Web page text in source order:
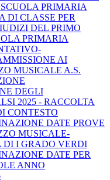
PRIMARIA
DI CLASSE PER
DEL PRIMO
PRIMARIA
AI
MUSICALE A.S.
DEGLI
2025 - RACCOLTA
CONTESTO
DATE PROVE
MUSICALE-
DI I GRADO VERDI
DATE PER
ANNO